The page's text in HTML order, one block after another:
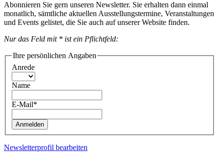
Abonnieren Sie gern unseren Newsletter. Sie erhalten dann einmal
monatlich, sämtliche aktuellen Ausstellungstermine, Veranstaltungen
und Events gelistet, die Sie auch auf unserer Website finden.
Nur das Feld mit * ist ein Pflichtfeld:
Ihre persönlichen Angaben
Anrede
Name
E-Mail*
Anmelden
Newsletterprofil bearbeiten